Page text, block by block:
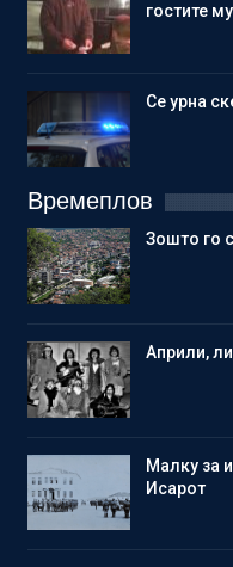
гостите
Се урна
Времеплов
Зошто го
Aприли,
Малку за
Исарот